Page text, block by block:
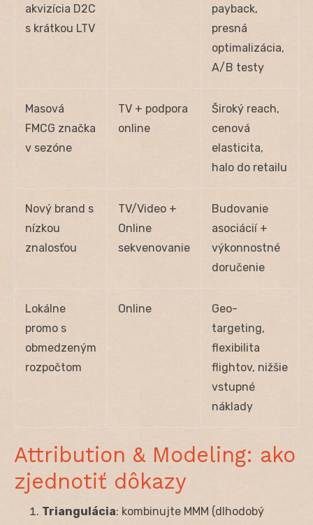
akvizícia D2C
s krátkou LTV
payback,
presná
optimalizácia,
A/B testy
Masová
FMCG značka
v sezóne
TV + podpora
online
Široký reach,
cenová
elasticita,
halo do retailu
Nový brand s
nízkou
znalosťou
TV/Video +
Online
sekvenovanie
Budovanie
asociácií +
výkonnostné
doručenie
Lokálne
promo s
obmedzeným
rozpočtom
Online
Geo-
targeting,
flexibilita
flightov, nižšie
vstupné
náklady
Attribution & Modeling: ako
zjednotiť dôkazy
Triangulácia: kombinujte MMM (dlhodobý